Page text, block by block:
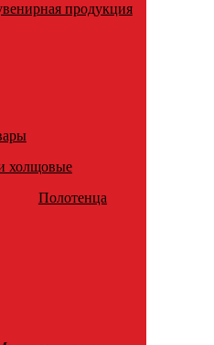
продукция
холщовые
Полотенца